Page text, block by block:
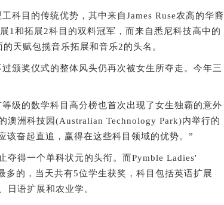
目的传统优势，其中来自James Ruse农高的华裔
1和拓展2科目的双料冠军，而来自悉尼科技高中的
天赋包揽音乐拓展和音乐2的头名。
奖仪式的整体风头仍再次被女生所夺走。今年三
的数学科目高分榜也首次出现了女生独霸的意外
澳洲科技园(Australian Technology Park)内举行的
该奋起直追，赢得在这些科目领域的优势。”
得一个单科状元的头衔。而Pymble Ladies'
多的，当天共有5位学生获奖，科目包括英语扩展
日语扩展和农业学。